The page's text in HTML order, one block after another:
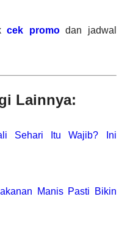
cek promodan jadwal
Lainnya:
Sehari Itu Wajib? Ini
Manis Pasti Bikin